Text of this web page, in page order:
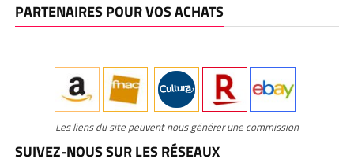
PARTENAIRES POUR VOS ACHATS
Les liens du site peuvent nous générer une commission
SUIVEZ-NOUS SUR LES RÉSEAUX